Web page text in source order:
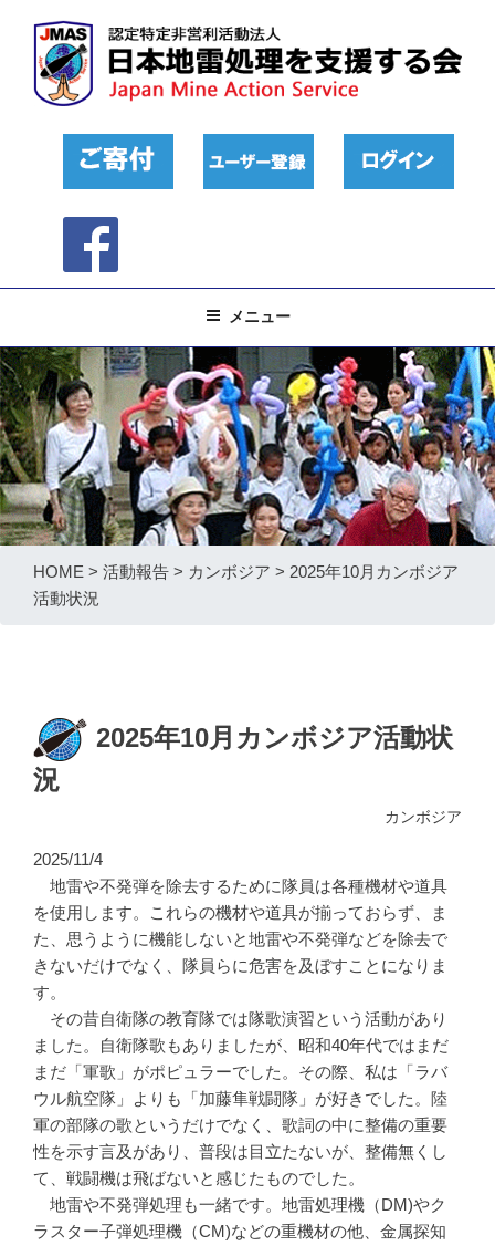
メニュー
HOME > 活動報告 > カンボジア > 2025年10月カンボジア
活動状況
2025年10月カンボジア活動状
況
カンボジア
2025/11/4
地雷や不発弾を除去するために隊員は各種機材や道具
を使用します。これらの機材や道具が揃っておらず、ま
た、思うように機能しないと地雷や不発弾などを除去で
きないだけでなく、隊員らに危害を及ぼすことになりま
す。
その昔自衛隊の教育隊では隊歌演習という活動があり
ました。自衛隊歌もありましたが、昭和40年代ではまだ
まだ「軍歌」がポピュラーでした。その際、私は「ラバ
ウル航空隊」よりも「加藤隼戦闘隊」が好きでした。陸
軍の部隊の歌というだけでなく、歌詞の中に整備の重要
性を示す言及があり、普段は目立たないが、整備無くし
て、戦闘機は飛ばないと感じたものでした。
地雷や不発弾処理も一緒です。地雷処理機（DM)やク
ラスター子弾処理機（CM)などの重機材の他、金属探知